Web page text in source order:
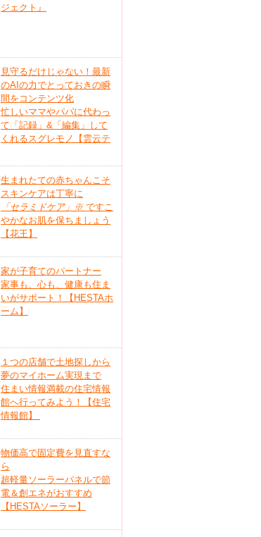
ジェクト』
見守るだけじゃない！最新
のAIの力でとっておきの瞬
間をコンテンツ化
忙しいママやパパに代わっ
て「記録」&「編集」して
くれるスグレモノ【雲云テ
生まれたての赤ちゃんこそ
スキンケアは丁寧に
「セラミドケア」 ※ ですこ
やかなお肌を保ちましょう
【花王】
家が子育てのパートナー
家事も、心も、健康も住ま
いがサポート！【HESTAホ
ーム】
１つの店舗で土地探しから
夢のマイホーム実現まで
住まい情報満載の住宅情報
館へ行ってみよう！【住宅
情報館】
物価高で固定費を見直すな
ら
超軽量ソーラーパネルで節
電＆創エネがおすすめ
【HESTAソーラー】